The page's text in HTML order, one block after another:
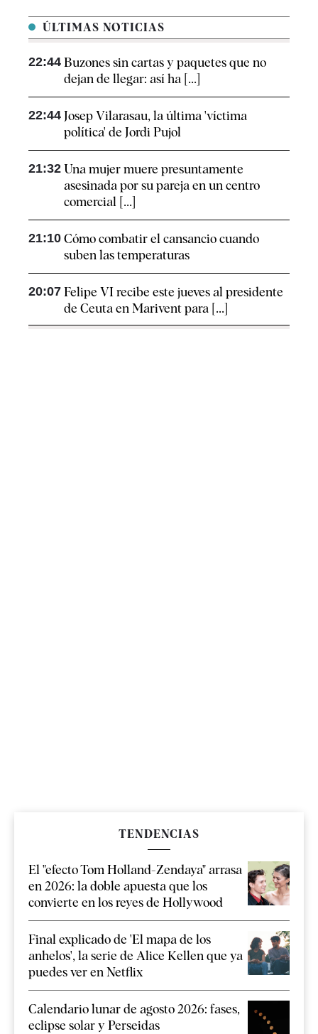
ÚLTIMAS NOTICIAS
22:44 Buzones sin cartas y paquetes que no
dejan de llegar: así ha [...]
22:44 Josep Vilarasau, la última 'víctima
política' de Jordi Pujol
21:32 Una mujer muere presuntamente
asesinada por su pareja en un centro
comercial [...]
21:10 Cómo combatir el cansancio​ cuando
suben las temperaturas
20:07 Felipe VI recibe este jueves al presidente
de Ceuta en Marivent para [...]
TENDENCIAS
El "efecto Tom Holland-Zendaya" arrasa
en 2026: la doble apuesta que los
convierte en los reyes de Hollywood
Final explicado de 'El mapa de los
anhelos', la serie de Alice Kellen que ya
puedes ver en Netflix
Calendario lunar de agosto 2026: fases,
eclipse solar y Perseidas